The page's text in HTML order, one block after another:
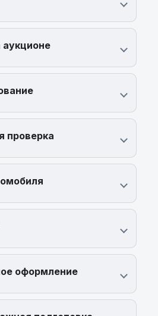
проверка
оформление